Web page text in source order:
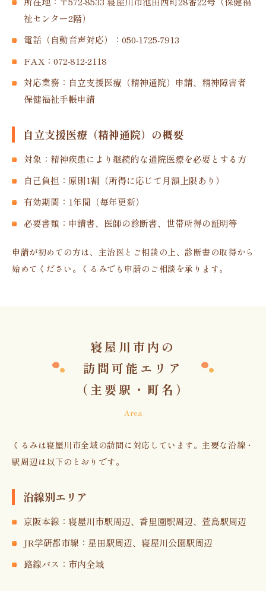
祉センター2階）
電話（自動音声対応）：050-1725-7913
FAX：072-812-2118
対応業務：自立支援医療（精神通院）申請、精神障害者
保健福祉手帳申請
自立支援医療（精神通院）の概要
対象：精神疾患により継続的な通院医療を必要とする方
自己負担：原則1割（所得に応じて月額上限あり）
有効期間：1年間（毎年更新）
必要書類：申請書、医師の診断書、世帯所得の証明等
申請が初めての方は、主治医とご相談の上、診断書の取得から
始めてください。くるみでも申請のご相談を承ります。
寝屋川市内の
訪問可能エリア
（主要駅・町名）
Area
くるみは寝屋川市全域の訪問に対応しています。主要な沿線・
駅周辺は以下のとおりです。
沿線別エリア
京阪本線：寝屋川市駅周辺、香里園駅周辺、萱島駅周辺
JR学研都市線：星田駅周辺、寝屋川公園駅周辺
路線バス：市内全域